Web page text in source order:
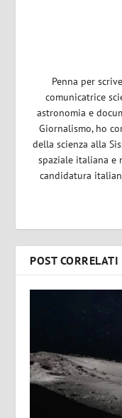
Penna per
comunicatrice
astronomia e
Giornalismo, ho
della scienza alla
spaziale italiana e
candidatura
POST CORRELATI